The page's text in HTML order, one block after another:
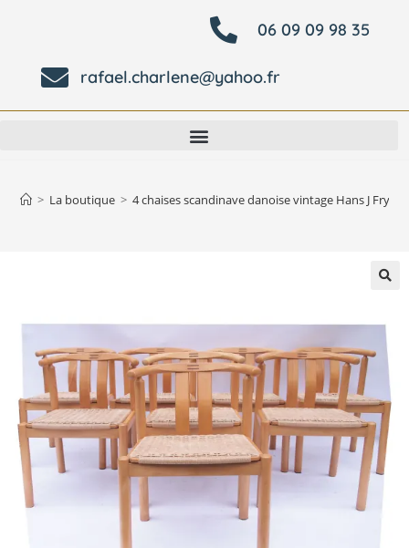
06 09 09 98 35
rafael.charlene@yahoo.fr
> La boutique > 4 chaises scandinave danoise vintage Hans J